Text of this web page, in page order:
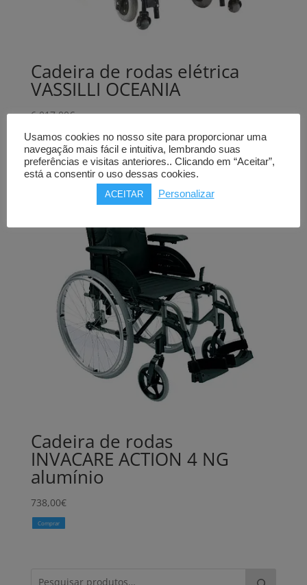
Cadeira de rodas elétrica
VASSILLI OCEANIA
6.017,00€
Comprar
Cadeira de rodas
INVACARE ACTION 4 NG
alumínio
738,00€
Comprar
Usamos cookies no nosso site para proporcionar uma
navegação mais fácil e intuitiva, lembrando suas
preferências e visitas anteriores.. Clicando em “Aceitar”,
está a consentir o uso dessas cookies.
ACEITAR Personalizar